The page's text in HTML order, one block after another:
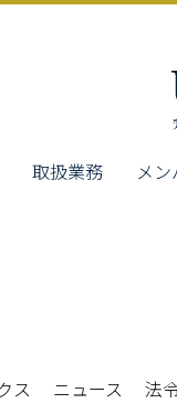
取扱業務 メ
ス ニュース 法